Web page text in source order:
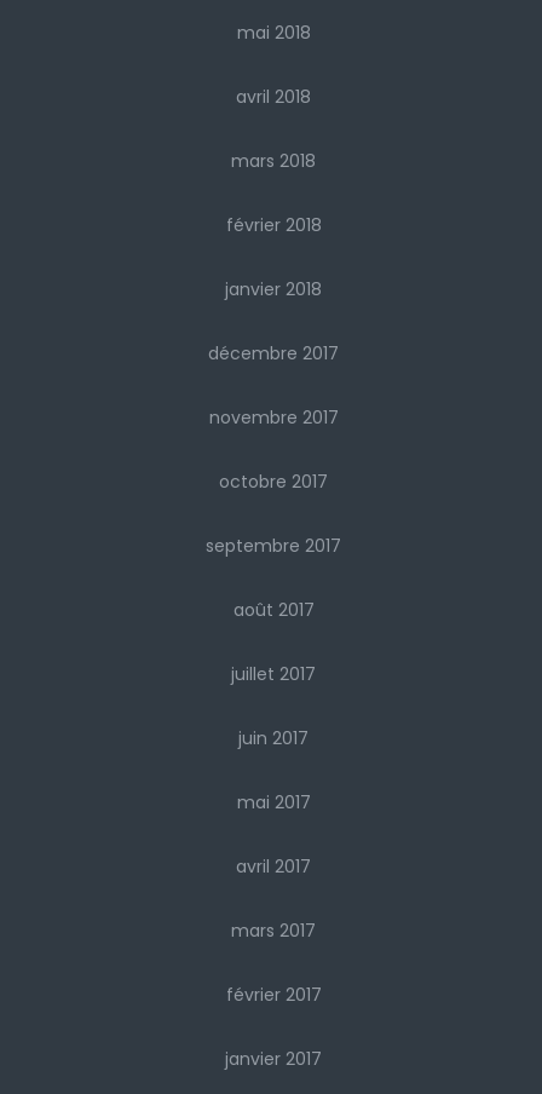
mai 2018
avril 2018
mars 2018
février 2018
janvier 2018
décembre 2017
novembre 2017
octobre 2017
septembre 2017
août 2017
juillet 2017
juin 2017
mai 2017
avril 2017
mars 2017
février 2017
janvier 2017